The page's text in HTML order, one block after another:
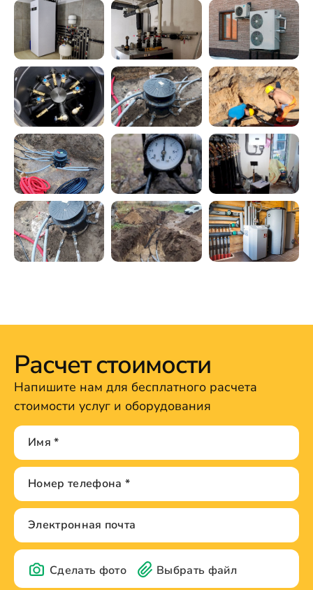
Расчет стоимости
Напишите нам для бесплатного расчета
стоимости услуг и оборудования
Сделать фото Выбрать файл